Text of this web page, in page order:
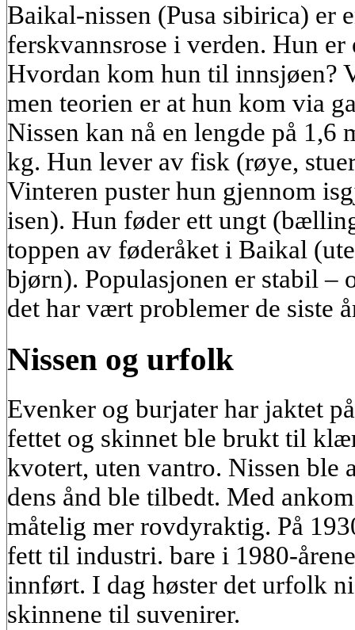
Baikal-nissen (Pusa sibirica) er
ferskvannsrose i verden. Hun
Hvordan kom hun til innsjøen?
men teorien er at hun kom via
Nissen kan nå en lengde på 1,6
kg. Hun lever av fisk (røye,
Vinteren puster hun gjennom
isen). Hun føder ett ungt
toppen av føderåket i Baikal
bjørn). Populasjonen er stabil –
det har vært problemer de siste
Nissen og urfolk
Evenker og burjater har jaktet
fettet og skinnet ble brukt til
kvotert, uten vantro. Nissen ble
dens ånd ble tilbedt. Med
måtelig mer rovdyraktig. På
fett til industri. bare i 1980-
innført. I dag høster det urfolk
skinnene til suvenirer.